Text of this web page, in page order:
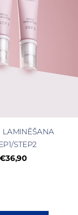
LAMINĒŠANA
STEP2
€36,90